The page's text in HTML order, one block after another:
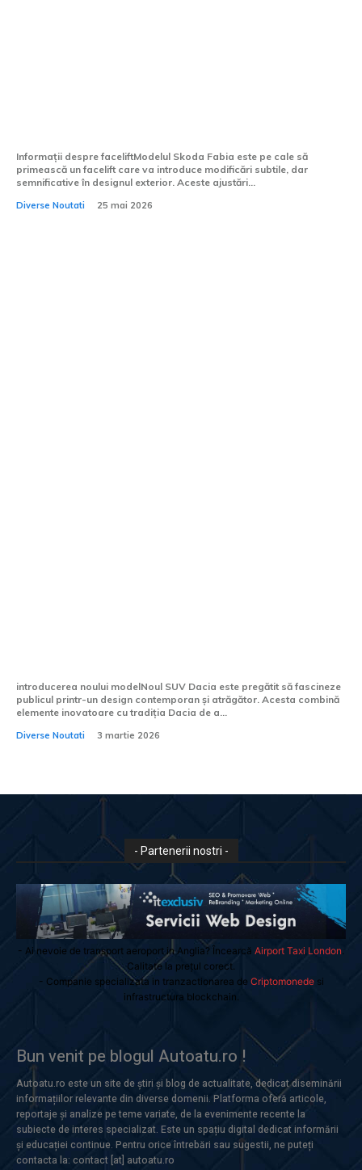
Informații despre faceliftModelul Skoda Fabia este pe cale să
primească un facelift care va introduce modificări subtile, dar
semnificative în designul exterior. Aceste ajustări...
Diverse Noutati 25 mai 2026
introducerea noului modelNoul SUV Dacia este pregătit să fascineze
publicul printr-un design contemporan și atrăgător. Acesta combină
elemente inovatoare cu tradiția Dacia de a...
Diverse Noutati 3 martie 2026
- Partenerii nostri -
- Ai nevoie de transport aeroport in Anglia? Încearcă Airport Taxi London
Calitate la prețul corect.
- Companie specializata in tranzactionarea de Criptomonedesi
infrastructura blockchain.
Bun venit pe blogul Autoatu.ro !
Autoatu.ro este un site de știri și blog de actualitate, dedicat diseminării
informațiilor relevante din diverse domenii. Platforma oferă articole,
reportaje și analize pe teme variate, de la evenimente recente la
subiecte de interes specializat. Este un spațiu digital dedicat informării
și educației continue. Pentru orice întrebări sau sugestii, ne puteți
contacta la: contact [at] autoatu.ro